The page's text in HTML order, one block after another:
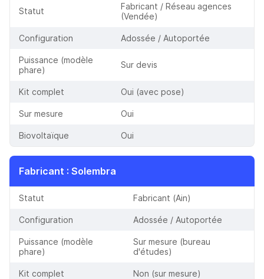
Statut
Fabricant / Réseau agences
(Vendée)
Configuration Adossée / Autoportée
Puissance (modèle
phare)
Sur devis
Kit complet Oui (avec pose)
Sur mesure Oui
Biovoltaïque Oui
Fabricant : Solembra
Statut Fabricant (Ain)
Configuration Adossée / Autoportée
Puissance (modèle
phare)
Sur mesure (bureau
d'études)
Kit complet Non (sur mesure)